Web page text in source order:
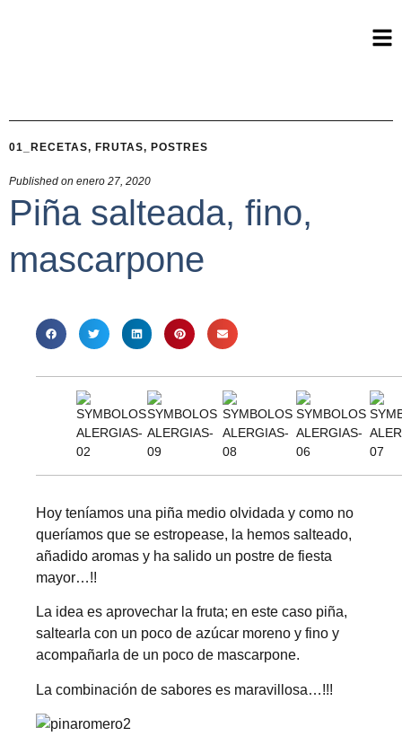
01_RECETAS, FRUTAS, POSTRES
Published on enero 27, 2020
Piña salteada, fino,
mascarpone
Hoy teníamos una piña medio olvidada y como no
queríamos que se estropease, la hemos salteado,
añadido aromas y ha salido un postre de fiesta
mayor…!!
La idea es aprovechar la fruta; en este caso piña,
saltearla con un poco de azúcar moreno y fino y
acompañarla de un poco de mascarpone.
La combinación de sabores es maravillosa…!!!